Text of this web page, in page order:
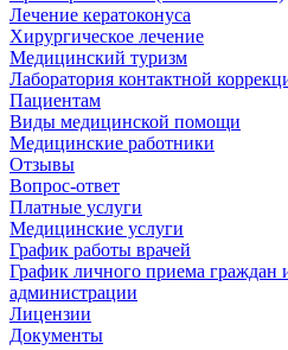
Лечение кератоконуса
Хирургическое лечение
Медицинский туризм
Лаборатория контактной
Пациентам
Виды медицинской помощи
Медицинские работники
Отзывы
Вопрос-ответ
Платные услуги
Медицинские услуги
График работы врачей
График личного приема граждан
администрации
Лицензии
Документы